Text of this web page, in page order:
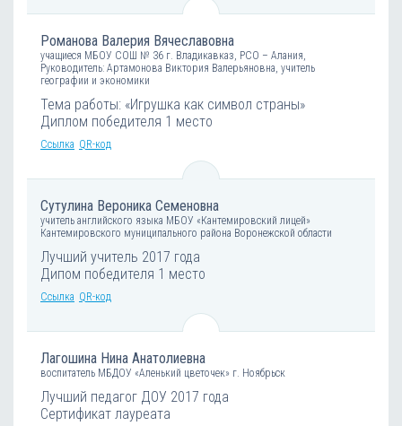
Романова Валерия Вячеславовна
учащиеся МБОУ СОШ № 36 г. Владикавказ, РСО – Алания,
Руководитель: Артамонова Виктория Валерьяновна, учитель
географии и экономики
Тема работы: «Игрушка как символ страны»
Диплом победителя 1 место
Ссылка QR-код
Сутулина Вероника Семеновна
учитель английского языка МБОУ «Кантемировский лицей»
Кантемировского муниципального района Воронежской области
Лучший учитель 2017 года
Дипом победителя 1 место
Ссылка QR-код
Лагошина Нина Анатолиевна
воспитатель МБДОУ «Аленький цветочек» г. Ноябрьск
Лучший педагог ДОУ 2017 года
Сертификат лауреата